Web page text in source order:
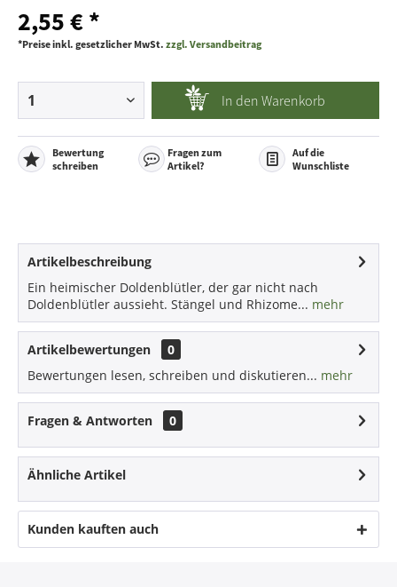
2,55 € *
*Preise inkl. gesetzlicher MwSt. zzgl. Versandbeitrag
In den Warenkorb
Bewertung
schreiben
Fragen zum
Artikel?
Auf die
Wunschliste
Artikelbeschreibung
Ein heimischer Doldenblütler, der gar nicht nach
Doldenblütler aussieht. Stängel und Rhizome... mehr
Artikelbewertungen
0
Bewertungen lesen, schreiben und diskutieren... mehr
Fragen & Antworten 0
Ähnliche Artikel
Kunden kauften auch